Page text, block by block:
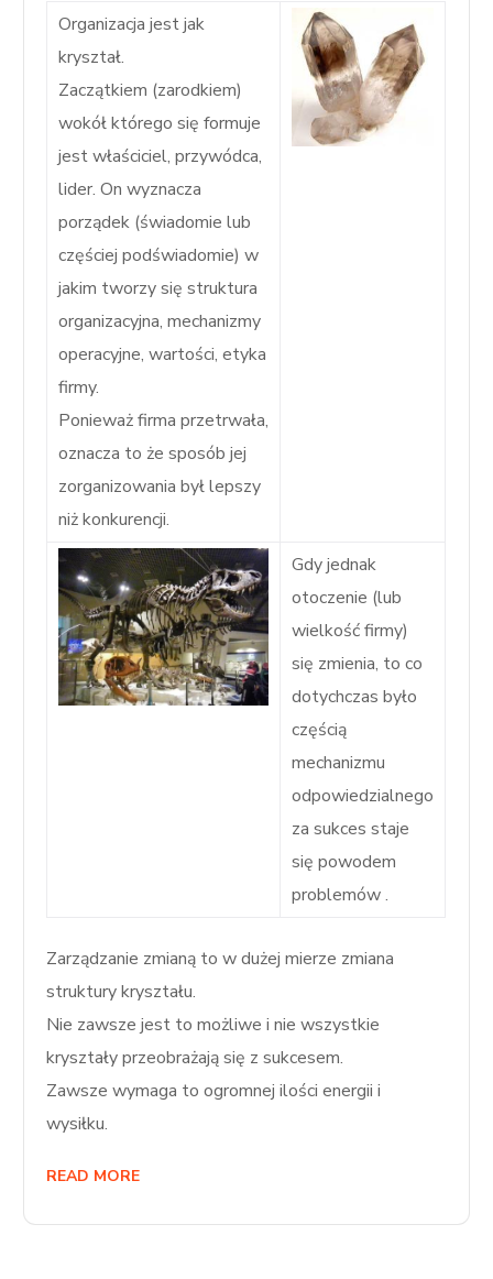
Organizacja jest jak
kryształ.
Zaczątkiem (zarodkiem)
wokół którego się formuje
jest właściciel, przywódca,
lider. On wyznacza
porządek (świadomie lub
częściej podświadomie) w
jakim tworzy się struktura
organizacyjna, mechanizmy
operacyjne, wartości, etyka
firmy.
Ponieważ firma przetrwała,
oznacza to że sposób jej
zorganizowania był lepszy
niż konkurencji.
Gdy jednak
otoczenie (lub
wielkość firmy)
się zmienia, to co
dotychczas było
częścią
mechanizmu
odpowiedzialnego
za sukces staje
się powodem
problemów .
Zarządzanie zmianą to w dużej mierze zmiana
struktury kryształu.
Nie zawsze jest to możliwe i nie wszystkie
kryształy przeobrażają się z sukcesem.
Zawsze wymaga to ogromnej ilości energii i
wysiłku.
READ MORE